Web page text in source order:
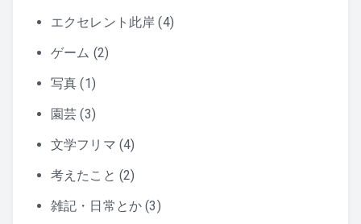
エクセレント此岸 (4)
ゲーム (2)
写真 (1)
園芸 (3)
文学フリマ (4)
考えたこと (2)
雑記・日常とか (3)